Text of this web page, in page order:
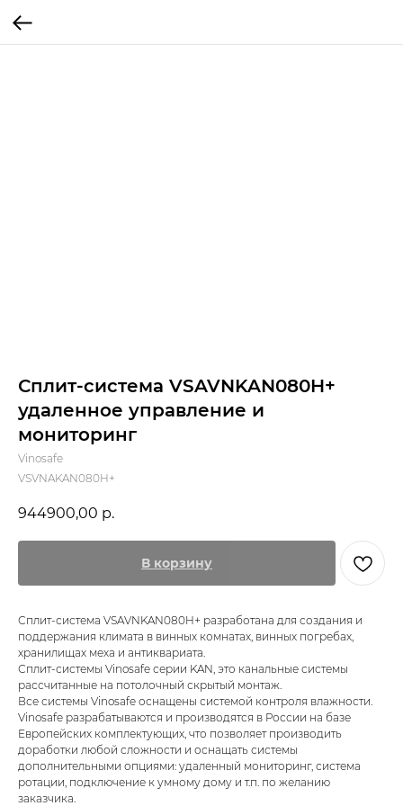
Сплит-система VSAVNKAN080H+
удаленное управление и
мониторинг
Vinosafe
VSVNAKAN080H+
944900,00 р.
В корзину
Сплит-система VSAVNKAN080H+ разработана для создания и
поддержания климата в винных комнатах, винных погребах,
хранилищах меха и антиквариата.
Сплит-системы Vinosafe серии KAN, это канальные системы
рассчитанные на потолочный скрытый монтаж.
Все системы Vinosafe оснащены системой контроля влажности.
Vinosafe разрабатываются и производятся в России на базе
Европейских комплектующих, что позволяет производить
доработки любой сложности и оснащать системы
дополнительными опциями: удаленный мониторинг, система
ротации, подключение к умному дому и т.п. по желанию
заказчика.